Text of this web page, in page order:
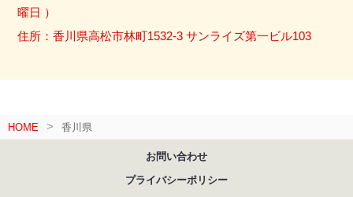
曜日 ）
住所：香川県高松市林町1532-3 サンライズ第一ビル103
HOME 香川県
お問い合わせ
プライバシーポリシー